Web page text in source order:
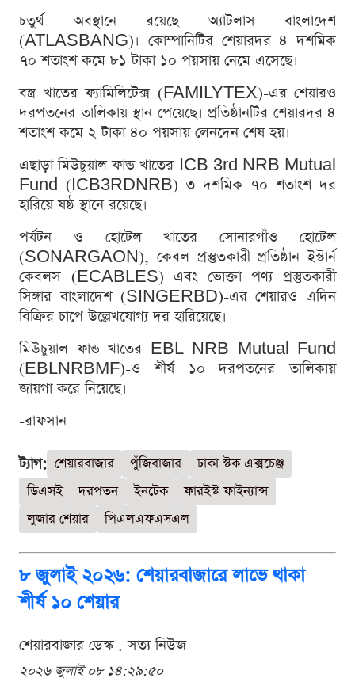
চতুর্থ অবস্থানে রয়েছে অ্যাটলাস বাংলাদেশ
(ATLASBANG)। কোম্পানিটির শেয়ারদর ৪ দশমিক
৭০ শতাংশ কমে ৮১ টাকা ১০ পয়সায় নেমে এসেছে।
বস্ত্র খাতের ফ্যামিলিটেক্স (FAMILYTEX)-এর শেয়ারও
দরপতনের তালিকায় স্থান পেয়েছে। প্রতিষ্ঠানটির শেয়ারদর ৪
শতাংশ কমে ২ টাকা ৪০ পয়সায় লেনদেন শেষ হয়।
এছাড়া মিউচুয়াল ফান্ড খাতের ICB 3rd NRB Mutual
Fund (ICB3RDNRB) ৩ দশমিক ৭০ শতাংশ দর
হারিয়ে ষষ্ঠ স্থানে রয়েছে।
পর্যটন ও হোটেল খাতের সোনারগাঁও হোটেল
(SONARGAON), কেবল প্রস্তুতকারী প্রতিষ্ঠান ইস্টার্ন
কেবলস (ECABLES) এবং ভোক্তা পণ্য প্রস্তুতকারী
সিঙ্গার বাংলাদেশ (SINGERBD)-এর শেয়ারও এদিন
বিক্রির চাপে উল্লেখযোগ্য দর হারিয়েছে।
মিউচুয়াল ফান্ড খাতের EBL NRB Mutual Fund
(EBLNRBMF)-ও শীর্ষ ১০ দরপতনের তালিকায়
জায়গা করে নিয়েছে।
-রাফসান
ট্যাগ: শেয়ারবাজার পুঁজিবাজার
ঢাকা স্টক এক্সচেঞ্জ
ডিএসই
দরপতন ইনটেক
ফারইস্ট ফাইন্যান্স
লুজার শেয়ার
পিএলএফএসএল
৮ জুলাই ২০২৬: শেয়ারবাজারে লাভে থাকা
শীর্ষ ১০ শেয়ার
শেয়ারবাজার ডেস্ক . সত্য নিউজ
২০২৬ জুলাই ০৮ ১৪:২৯:৫০